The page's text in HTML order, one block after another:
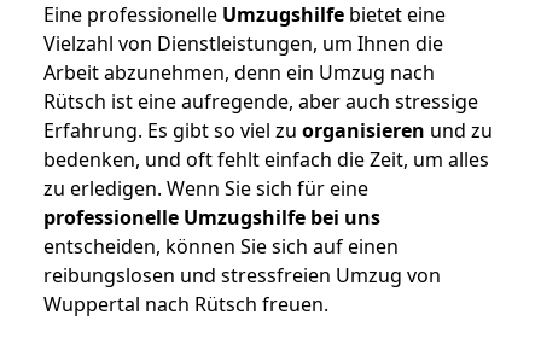
Eine professionelle Umzugshilfe bietet eine
Vielzahl von Dienstleistungen, um Ihnen die
Arbeit abzunehmen, denn ein Umzug nach
Rütsch ist eine aufregende, aber auch stressige
Erfahrung. Es gibt so viel zu organisieren und zu
bedenken, und oft fehlt einfach die Zeit, um alles
zu erledigen. Wenn Sie sich für eine
professionelle Umzugshilfe bei uns
entscheiden, können Sie sich auf einen
reibungslosen und stressfreien Umzug von
Wuppertal nach Rütsch freuen.